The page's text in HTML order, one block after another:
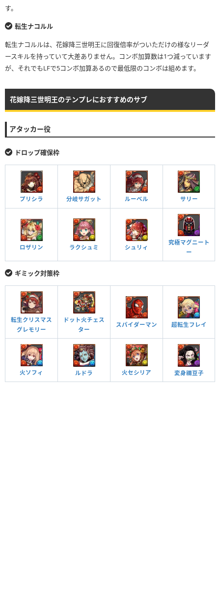
す。
転生ナコルル
転生ナコルルは、花嫁降三世明王に回復倍率がついただけの様なリーダ
ースキルを持っていて大差ありません。コンボ加算数は1つ減っています
が、それでもLFで5コンボ加算あるので最低限のコンボは組めます。
花嫁降三世明王のテンプレにおすすめのサブ
アタッカー役
ドロップ確保枠
プリシラ 分岐サガット ルーベル サリー
ロザリン ラクシュミ シュリィ
究極マグニート
ー
ギミック対策枠
転生クリスマス
グレモリー
ドット火チェス
ター
スパイダーマン 超転生フレイ
火ソフィ ルドラ 火セシリア 変身禰豆子